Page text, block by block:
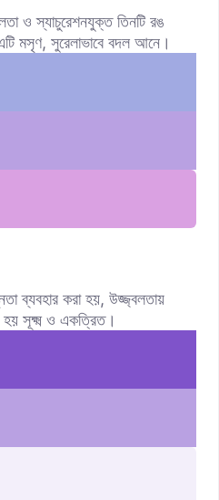
ও স্যাচুরেশনযুক্ত তিনটি রঙ
মসৃণ, সুরেলাভাবে বদল আনে।
ব্যবহার করা হয়, উজ্জ্বলতায়
সূক্ষ্ম ও একত্রিত।